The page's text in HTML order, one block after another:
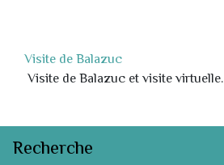
Visite de Balazuc
Visite de Balazuc et visite virtuelle.
Recherche